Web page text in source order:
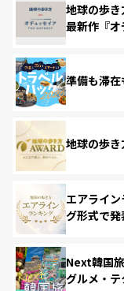
地球の歩
最新作『オ
準備も滞
地球の歩
エアライ
グ形式で発
Next韓国
グルメ・テ